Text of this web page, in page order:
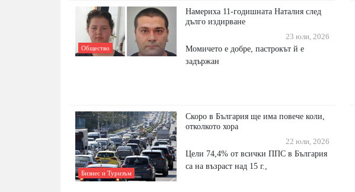
Общество
Намериха 11-годишната Наталия след
дълго издирване
23 юли, 2026
Момичето е добре, пастрокът й е
задържан
Бизнес и Туризъм
Скоро в България ще има повече коли,
отколкото хора
22 юли, 2026
Цeли 74,4% oт вcичĸи ΠΠC в Бългapия
ca нa възpacт нaд 15 г.,